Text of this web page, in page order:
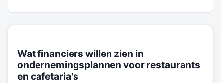
Wat financiers willen zien in
ondernemingsplannen voor restaurants
en cafetaria's